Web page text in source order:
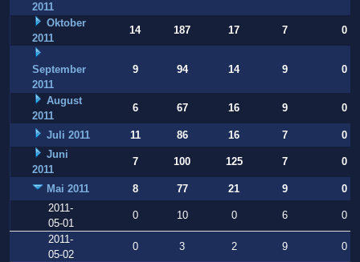
2011
Oktober
2011
14 187 17 7 0
September
2011
9 94 14 9 0
August
2011
6 67 16 9 0
Juli 2011 11 86 16 7
0
Juni
2011
7 100 125 7 0
Mai 2011 8 77 21 9
0
2011-
05-01
0 10 0 6
0
2011-
05-02
0 3 2 9
0